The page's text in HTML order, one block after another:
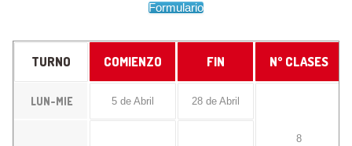
Formulario
TURNO COMIENZO FIN Nº CLASES
LUN-MIE 5 de Abril 28 de Abril
8